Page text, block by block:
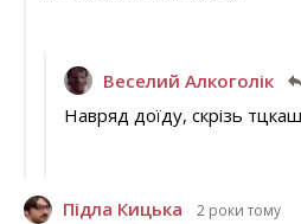
Веселий Алкоголік
Навряд доїду, скрізь
Підла Кицька 2 роки тому